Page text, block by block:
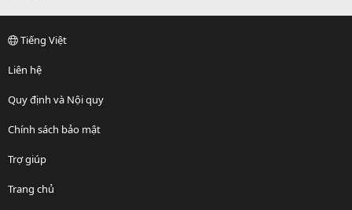
Tiếng Việt
Liên hệ
Quy định và Nội quy
Chính sách bảo mật
Trợ giúp
Trang chủ